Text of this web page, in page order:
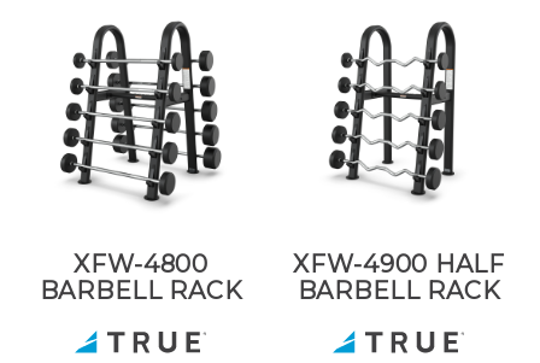
XFW-4800
BARBELL RACK
XFW-4900 HALF
BARBELL RACK